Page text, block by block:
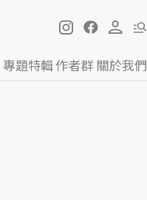
專題特輯作者群關於我們